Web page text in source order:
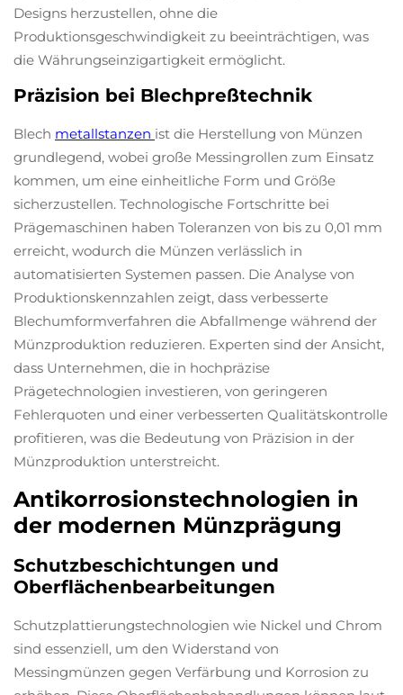
Designs herzustellen, ohne die
Produktionsgeschwindigkeit zu beeinträchtigen, was
die Währungseinzigartigkeit ermöglicht.
Präzision bei Blechpreßtechnik
Blech metallstanzen ist die Herstellung von Münzen
grundlegend, wobei große Messingrollen zum Einsatz
kommen, um eine einheitliche Form und Größe
sicherzustellen. Technologische Fortschritte bei
Prägemaschinen haben Toleranzen von bis zu 0,01 mm
erreicht, wodurch die Münzen verlässlich in
automatisierten Systemen passen. Die Analyse von
Produktionskennzahlen zeigt, dass verbesserte
Blechumformverfahren die Abfallmenge während der
Münzproduktion reduzieren. Experten sind der Ansicht,
dass Unternehmen, die in hochpräzise
Prägetechnologien investieren, von geringeren
Fehlerquoten und einer verbesserten Qualitätskontrolle
profitieren, was die Bedeutung von Präzision in der
Münzproduktion unterstreicht.
Antikorrosionstechnologien in
der modernen Münzprägung
Schutzbeschichtungen und
Oberflächenbearbeitungen
Schutzplattierungstechnologien wie Nickel und Chrom
sind essenziell, um den Widerstand von
Messingmünzen gegen Verfärbung und Korrosion zu